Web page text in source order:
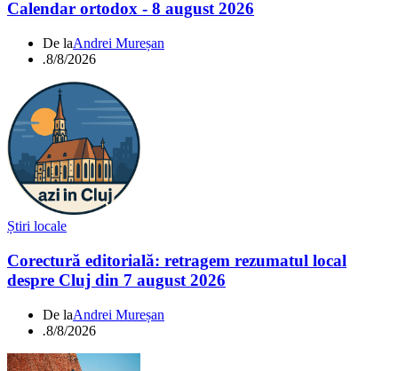
Calendar ortodox - 8 august 2026
De laAndrei Mureșan
.8/8/2026
Știri locale
Corectură editorială: retragem rezumatul local
despre Cluj din 7 august 2026
De laAndrei Mureșan
.8/8/2026